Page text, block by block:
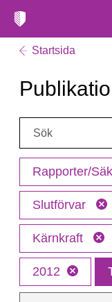
Startsida
Sök:
Rapporter/
Slutförvar
Kärnkraft
2012